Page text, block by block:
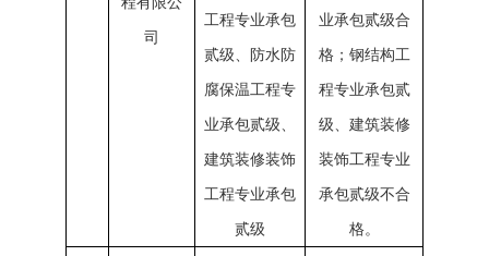
司
工程专业承包
贰级、防水防
腐保温工程专
业承包贰级、
建筑装修装饰
工程专业承包
贰级
业承包贰级合
格；钢结构工
程专业承包贰
级、建筑装修
装饰工程专业
承包贰级不合
格。